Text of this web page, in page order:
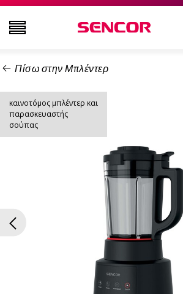
ΤΗΛΕΟΡΆΣΕΙΣ
ΕΙΚΌΝΑ & ΉΧΟΣ
ΟΙΚΙΑΚΌΣ ΕΞΟΠΛΙΣΜΌΣ
ΝΟΙΚΟΚΥΡΙΌ
ΥΓΕΊΑ ΚΑΙ ΟΜΟΡΦΙΆ
ΕΊΔΗ ΓΡΑΦΕΊΟΥ ΚΑΙ ΚΑΛΏΔΙΑ
Πίσω στην Μπλέντερ
καινοτόμος μπλέντερ και
παρασκευαστής
σούπας